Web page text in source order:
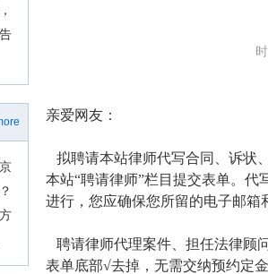
亲爱网友：
拟聘请本站律师代写合同、诉状
本站“聘请律师”栏目提交表单。
进行，您应确保您所留的电子邮箱
聘请律师代理案件、担任法律顾
表单底部√去掉，无需交纳预约定